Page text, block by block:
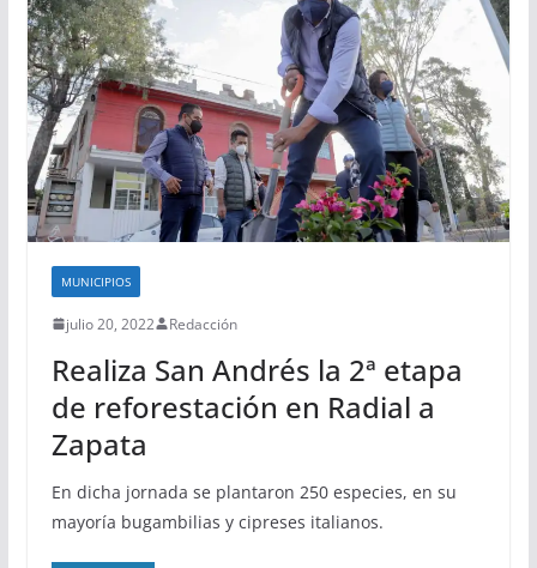
MUNICIPIOS
julio 20, 2022 Redacción
Realiza San Andrés la 2ª etapa
de reforestación en Radial a
Zapata
En dicha jornada se plantaron 250 especies, en su
mayoría bugambilias y cipreses italianos.